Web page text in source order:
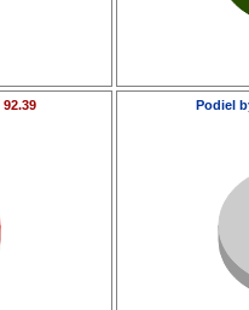
92.39 Podiel